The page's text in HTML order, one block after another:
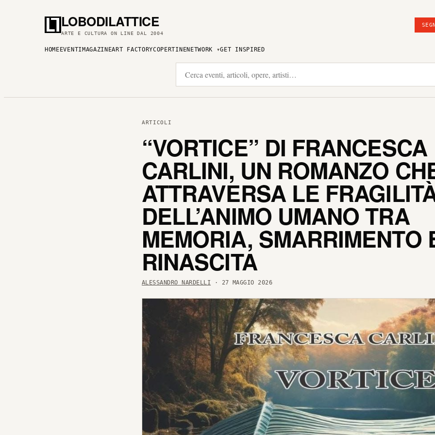
LOBODILATTICE
ARTE E CULTURA ON LINE DAL 2004
HOME EVENTI MAGAZINEART FACTORYCOPERTINENETWORK GET INSPIRED
ARTICOLI
“VORTICE” DI FRANCESCA
CARLINI, UN ROMANZO
ATTRAVERSA LE
DELL’ANIMO UMANO TRA
MEMORIA, SMARRIMENTO
RINASCITA
ALESSANDRO NARDELLI · 27 MAGGIO 2026